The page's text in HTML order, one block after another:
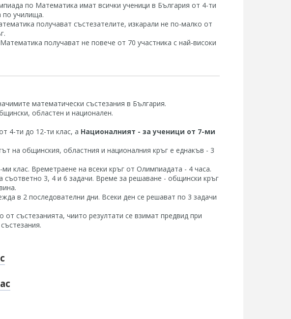
по Математика имат всички ученици в България от 4-ти
по училища.
получават състезателите, изкарали не по-малко от
получават не повече от 70 участника с най-високи
математически състезания в България.
областен и национален.
4-ти до 12-ти клас, а Националният - за ученици от 7-ми
на общинския, областния и националния кръг е еднакъв - 3
клас. Времетраене на всеки кръг от Олимпиадата - 4 часа.
съответно 3, 4 и 6 задачи. Време за решаване - общински кръг
в 2 последователни дни. Всеки ден се решават по 3 задачи
състезанията, чиито резултати се взимат предвид при